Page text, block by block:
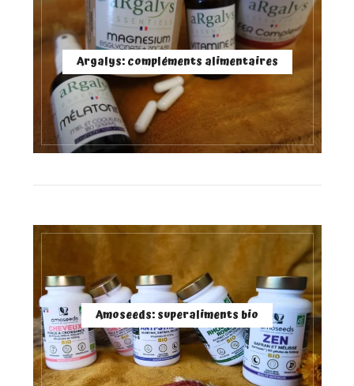
Argalys: compléments alimentaires
Amoseeds: superaliments bio